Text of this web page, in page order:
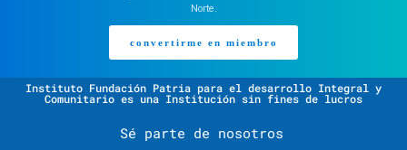
Norte.
convertirme en miembro
Instituto Fundación Patria para el desarrollo Integral y
Comunitario es una Institución sin fines de lucros
Sé parte de nosotros